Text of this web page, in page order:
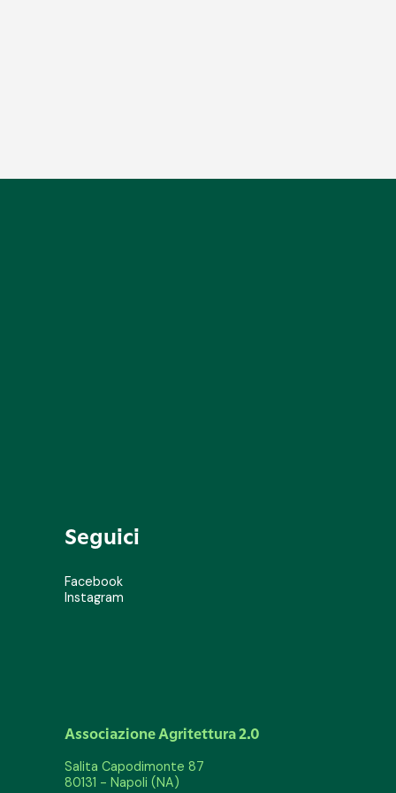
Seguici
Facebook
Instagram
Associazione Agritettura 2.0
Salita Capodimonte 87
80131 - Napoli (NA)